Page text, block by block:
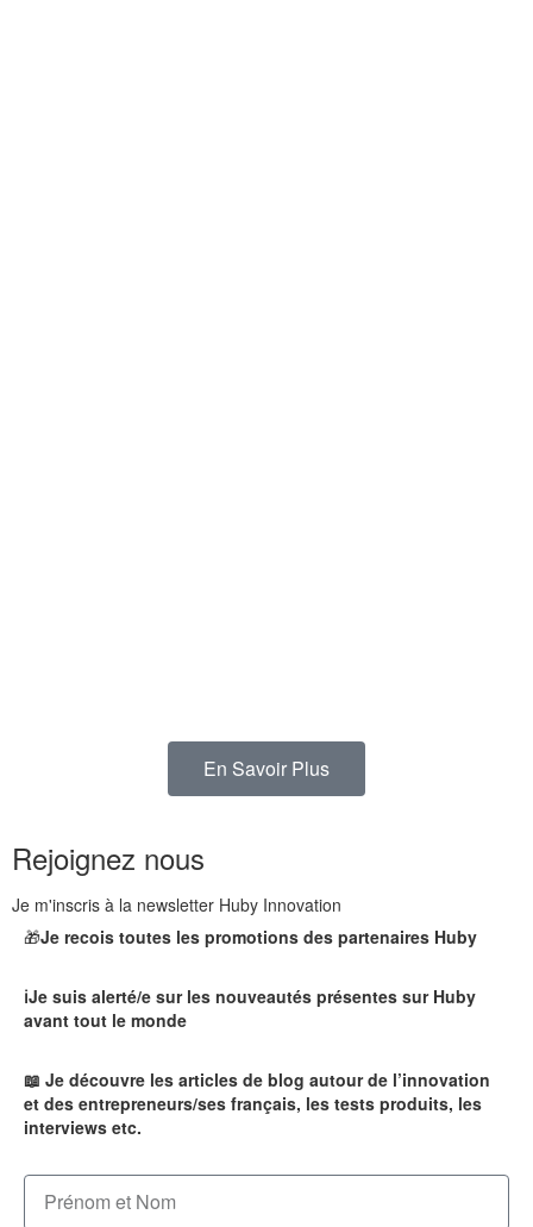
En Savoir Plus
Rejoignez nous
Je m'inscris à la newsletter Huby Innovation
🎁Je recois toutes les promotions des partenaires Huby
ℹ️Je suis alerté/e sur les nouveautés présentes sur Huby
avant tout le monde
📖 Je découvre les articles de blog autour de l’innovation
et des entrepreneurs/ses français, les tests produits, les
interviews etc.